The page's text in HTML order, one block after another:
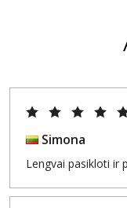
Simona
Lengvai pasikloti ir